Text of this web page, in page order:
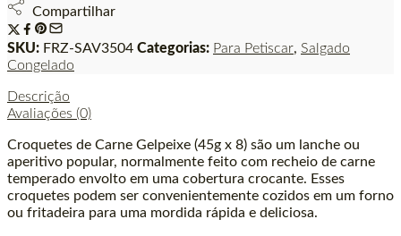
Compartilhar
SKU: FRZ-SAV3504 Categorias: Para Petiscar, Salgado
Congelado
Descrição
Avaliações (0)
Croquetes de Carne Gelpeixe (45g x 8) são um lanche ou
aperitivo popular, normalmente feito com recheio de carne
temperado envolto em uma cobertura crocante. Esses
croquetes podem ser convenientemente cozidos em um forno
ou fritadeira para uma mordida rápida e deliciosa.